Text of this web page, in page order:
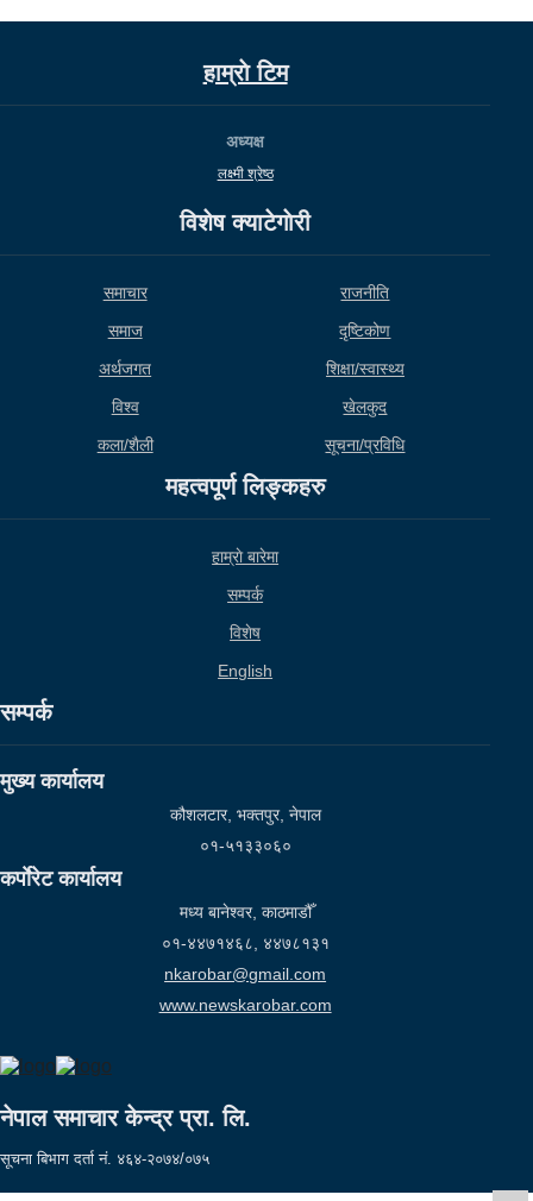
हाम्राे टिम
अध्यक्ष
लक्ष्मी श्रेष्ठ
विशेष क्याटेगाेरी
समाचार
राजनीति
समाज
दृष्टिकोण
अर्थजगत
शिक्षा/स्वास्थ्य
विश्व
खेलकुद
कला/शैली
सूचना/प्रविधि
महत्वपूर्ण लिङ्कहरु
हाम्राे बारेमा
सम्पर्क
विशेष
English
सम्पर्क
मुख्य कार्यालय
कौशलटार, भक्तपुर, नेपाल
०१-५१३३०६०
कर्पाेरेट कार्यालय
मध्य बानेश्वर, काठमाडौँ
०१-४४७१४६८, ४४७८१३१
nkarobar@gmail.com
www.newskarobar.com
नेपाल समाचार केन्द्र प्रा. लि.
सूचना बिभाग दर्ता नं. ४६४-२०७४/०७५